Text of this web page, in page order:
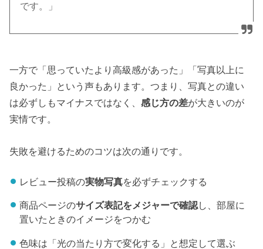
です。」
一方で「思っていたより高級感があった」「写真以上に
良かった」という声もあります。つまり、写真との違い
は必ずしもマイナスではなく、感じ方の差が大きいのが
実情です。
失敗を避けるためのコツは次の通りです。
レビュー投稿の実物写真を必ずチェックする
商品ページのサイズ表記をメジャーで確認し、部屋に
置いたときのイメージをつかむ
色味は「光の当たり方で変化する」と想定して選ぶ